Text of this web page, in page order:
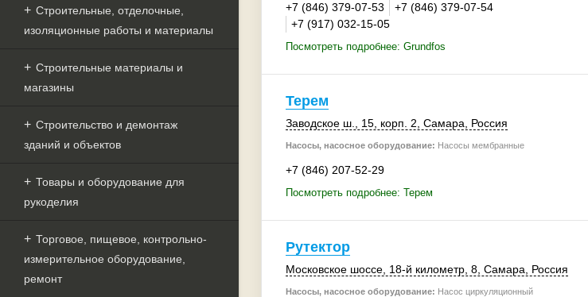
Строительные, отделочные,
изоляционные работы и материалы
Строительные материалы и
магазины
Строительство и демонтаж
зданий и объектов
Товары и оборудование для
рукоделия
Торговое, пищевое, контрольно-
измерительное оборудование,
ремонт
+7 (846) 379-07-53
+7 (846) 379-07-54
+7 (917) 032-15-05
Посмотреть подробнее: Grundfos
Терем
Заводское ш., 15, корп. 2 Самара Россия
Насосы, насосное оборудование: Насосы мембранные
+7 (846) 207-52-29
Посмотреть подробнее: Терем
Рутектор
Московское шоссе, 18-й километр, 8, Самара Россия
Насосы, насосное оборудование: Насос циркуляционный